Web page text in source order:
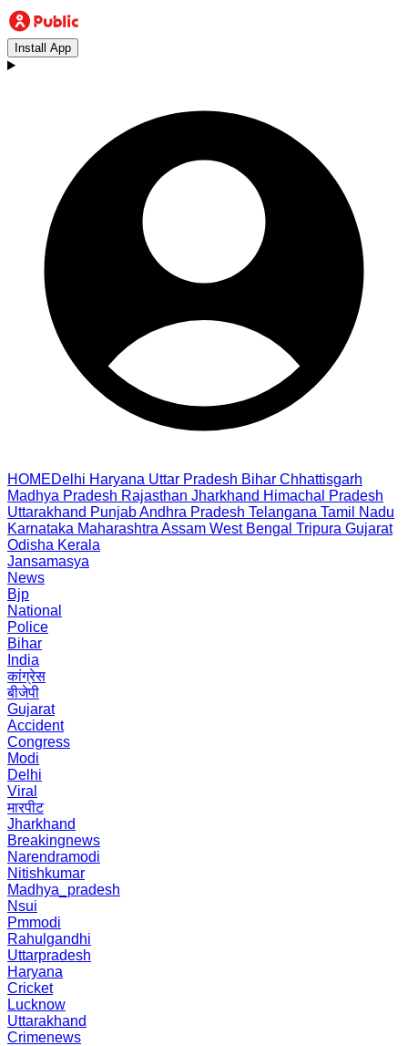
Install App
HOMEDelhi Haryana Uttar Pradesh Bihar Chhattisgarh
Madhya Pradesh Rajasthan Jharkhand Himachal Pradesh
Uttarakhand PunjabAndhra Pradesh Telangana Tamil Nadu
Karnataka Maharashtra Assam West Bengal Tripura Gujarat
Odisha Kerala
Jansamasya
News
Bjp
National
Police
Bihar
India
कांग्रेस
बीजेपी
Gujarat
Accident
Congress
Modi
Delhi
Viral
मारपीट
Jharkhand
Breakingnews
Narendramodi
Nitishkumar
Madhya_pradesh
Nsui
Pmmodi
Rahulgandhi
Uttarpradesh
Haryana
Cricket
Lucknow
Uttarakhand
Crimenews